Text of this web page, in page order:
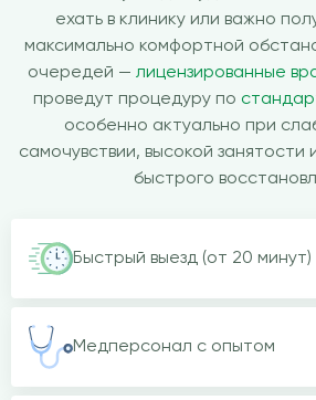
ехать в клинику или важно
максимально комфортной
очередей — лицензированные
проведут процедуру по
особенно актуально при
самочувствии, высокой занятости
быстрого
Быстрый выезд (от 20 минут)
Медперсонал с опытом